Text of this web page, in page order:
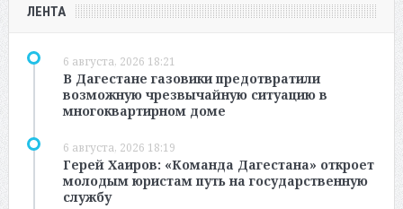
ЛЕНТА
6 августа, 2026 18:21
В Дагестане газовики предотвратили
возможную чрезвычайную ситуацию в
многоквартирном доме
6 августа, 2026 18:19
Герей Хаиров: «Команда Дагестана» откроет
молодым юристам путь на государственную
службу